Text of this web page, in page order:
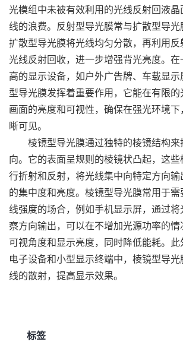
光模组中未被有效利用的光线反射回液
线的浪费。反射型导光膜常与扩散型导
扩散型导光膜将光线均匀分散，再利用
光线反射回收，进一步增强背光亮度。
高的显示设备，如户外广告牌、车载显
型导光膜发挥着重要作用，它能在有限
画面的亮度和可视性，确保在强光环境
晰可见。
棱镜型导光膜通过独特的棱镜结构来
向。它的表面呈规则的棱镜状凸起，这
行折射和反射，将光线集中向特定方向
的集中度和亮度。棱镜型导光膜常用于
线强度的场合，例如手机显示屏，通过
察方向输出，可以在不增加光源功率的
可视角度和显示亮度，同时降低能耗。
电子设备和小型显示终端中，棱镜型导
线的散射，提高显示效果。
标签